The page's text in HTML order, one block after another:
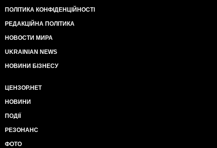
ПОЛІТИКА КОНФІДЕНЦІЙНОСТІ
РЕДАКЦІЙНА ПОЛІТИКА
НОВОСТИ МИРА
UKRAINIAN NEWS
НОВИНИ БІЗНЕСУ
ЦЕНЗОР.НЕТ
НОВИНИ
ПОДІЇ
РЕЗОНАНС
ФОТО